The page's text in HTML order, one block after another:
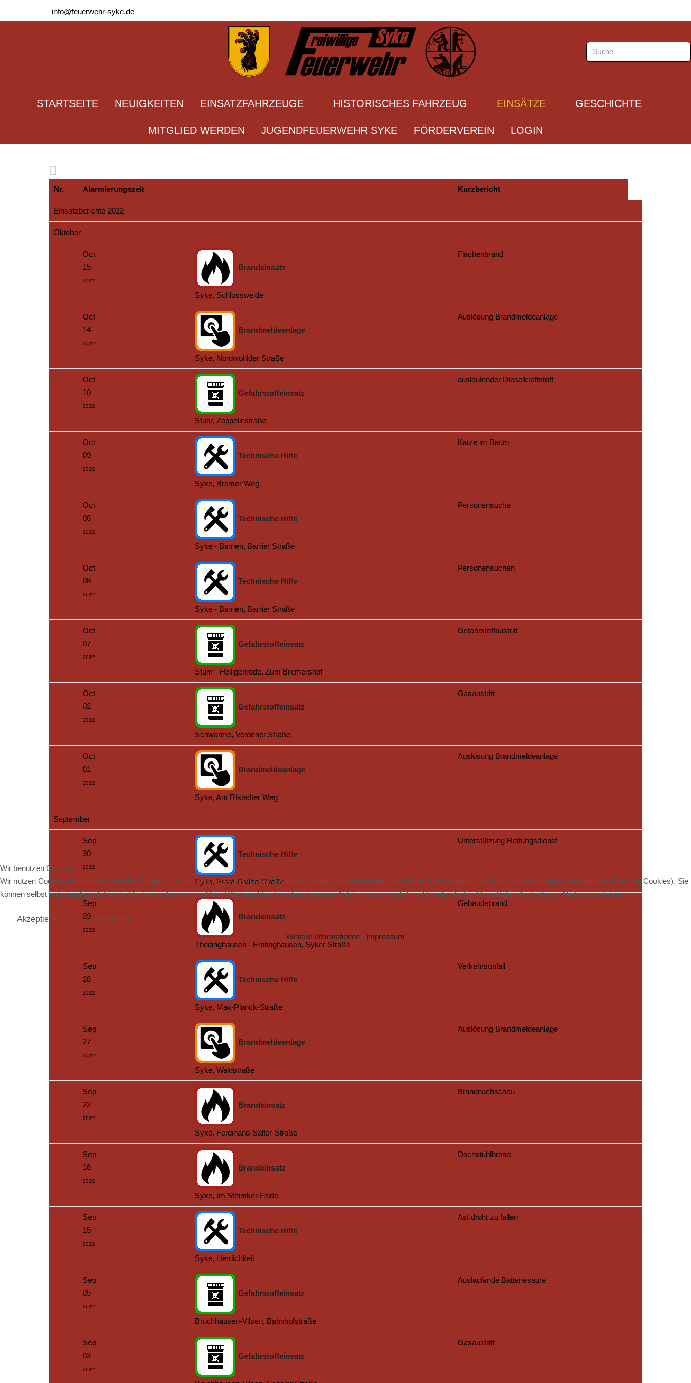
info@feuerwehr-syke.de
Suchen
STARTSEITE NEUIGKEITEN EINSATZFAHRZEUGE HISTORISCHES FAHRZEUG EINSÄTZE GESCHICHTE
MITGLIED WERDEN JUGENDFEUERWEHR SYKE FÖRDERVEREIN LOGIN
Nr. Alarmierungszeit Kurzbericht
Einsatzberichte 2022
Oktober
Oct
15
2022
Brandeinsatz
Syke, Schlossweide
Flächenbrand
Oct
14
2022
Brandmeldeanlage
Syke, Nordwohlder Straße
Auslösung Brandmeldeanlage
Oct
10
2022
Gefahrstoffeinsatz
Stuhr, Zeppelinstraße
auslaufender Dieselkraftstoff
Oct
09
2022
Technische Hilfe
Syke, Bremer Weg
Katze im Baum
Oct
08
2022
Technische Hilfe
Syke - Barrien, Barrier Straße
Personensuche
Oct
08
2022
Technische Hilfe
Syke - Barrien, Barrier Straße
Personensuchen
Oct
07
2022
Gefahrstoffeinsatz
Stuhr - Heiligenrode, Zum Bremershof
Gefahrstoffaustritt
Oct
02
2022
Gefahrstoffeinsatz
Schwarme, Verdener Straße
Gasaustritt
Oct
01
2022
Brandmeldeanlage
Syke, Am Ristedter Weg
Auslösung Brandmeldeanlage
September
Sep
30
2022
Technische Hilfe
Syke, Ernst-Boden-Straße
Unterstützung Rettungsdienst
Sep
29
2022
Brandeinsatz
Thedinghausen - Emtinghausen, Syker Straße
Gebäudebrand
Sep
28
2022
Technische Hilfe
Syke, Max-Planck-Straße
Verkehrsunfall
Sep
27
2022
Brandmeldeanlage
Syke, Waldstraße
Auslösung Brandmeldeanlage
Sep
22
2022
Brandeinsatz
Syke, Ferdinand-Salfer-Straße
Brandnachschau
Sep
16
2022
Brandeinsatz
Syke, Im Steimker Felde
Dachstuhlbrand
Sep
15
2022
Technische Hilfe
Syke, Herrlichkeit
Ast droht zu fallen
Sep
05
2022
Gefahrstoffeinsatz
Bruchhausen-Vilsen, Bahnhofstraße
Auslaufende Batteriesäure
Sep
03
2022
Gefahrstoffeinsatz
Gasaustritt
Wir benutzen Cookies
Wir nutzen Cookies auf unserer Website. Einige von ihnen sind essenziell für den Betrieb der Seite, während andere uns helfen, diese Website und die Nutzererfahrung zu verbessern (Tracking Cookies). Sie
können selbst entscheiden, ob Sie die Cookies zulassen möchten. Bitte beachten Sie, dass bei einer Ablehnung womöglich nicht mehr alle Funktionalitäten der Seite zur Verfügung stehen.
Akzeptieren
Ablehnen
Weitere Informationen | Impressum